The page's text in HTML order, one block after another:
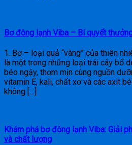
Bơ đông lạnh Viba – Bí quyết
1. Bơ – loại quả “vàng” của thiên
là một trong những loại trái cây bổ
béo ngậy, thơm mịn cùng nguồn
vitamin E, kali, chất xơ và các axit
không […]
Khám phá bơ đông lạnh Viba: Giải
và chất lượng